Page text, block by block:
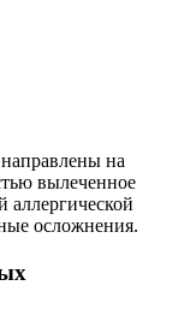
на
вылеченное
аллергической
осложнения.